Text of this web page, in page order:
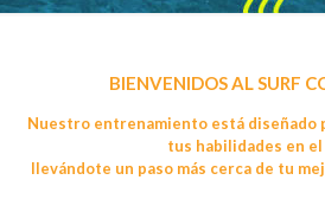
BIENVENIDOS AL SURF
Nuestro entrenamiento está diseñado
tus habilidades en el
llevándote un paso más cerca de tu